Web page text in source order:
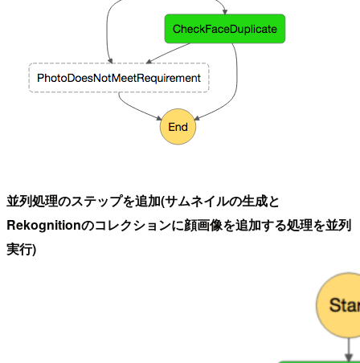
並列処理のステップを追加(サムネイルの生成と
Rekognitionのコレクションに顔画像を追加する処理を並列
実行)